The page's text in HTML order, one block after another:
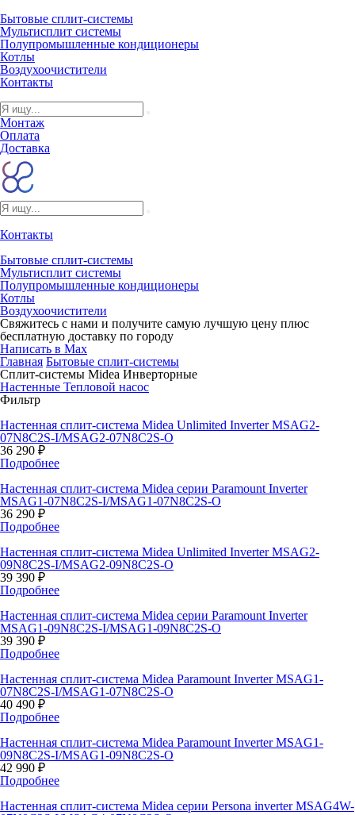
Бытовые сплит-системы
Мультисплит системы
Полупромышленные кондиционеры
Котлы
Воздухоочистители
Контакты
Монтаж
Оплата
Доставка
Контакты
Бытовые сплит-системы
Мультисплит системы
Полупромышленные кондиционеры
Котлы
Воздухоочистители
Свяжитесь с нами и получите самую лучшую цену плюс
бесплатную доставку по городу
Написать в Max
Главная Бытовые сплит-системы
Сплит-системы Midea Инверторные
Настенные Тепловой насос
Фильтр
Настенная сплит-система Midea Unlimited Inverter MSAG2-
07N8C2S-I/MSAG2-07N8C2S-O
36 290 ₽
Подробнее
Настенная сплит-система Midea серии Paramount Inverter
MSAG1-07N8C2S-I/MSAG1-07N8C2S-O
36 290 ₽
Подробнее
Настенная сплит-система Midea Unlimited Inverter MSAG2-
09N8C2S-I/MSAG2-09N8C2S-O
39 390 ₽
Подробнее
Настенная сплит-система Midea серии Paramount Inverter
MSAG1-09N8C2S-I/MSAG1-09N8C2S-O
39 390 ₽
Подробнее
Настенная сплит-система Midea Paramount Inverter MSAG1-
07N8C2S-I/MSAG1-07N8C2S-O
40 490 ₽
Подробнее
Настенная сплит-система Midea Paramount Inverter MSAG1-
09N8C2S-I/MSAG1-09N8C2S-O
42 990 ₽
Подробнее
Настенная сплит-система Midea серии Persona inverter MSAG4W-